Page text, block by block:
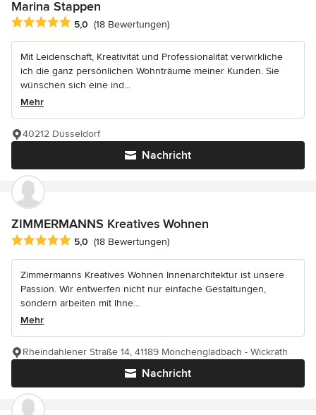
Marina Stappen
Durchschnittliche Bewertung: 5 von 5 Sternen
5,0 (18 Bewertungen)
Mit Leidenschaft, Kreativität und Professionalität verwirkliche
ich die ganz persönlichen Wohnträume meiner Kunden. Sie
wünschen sich eine ind...
Mehr
Nachricht
40212 Düsseldorf
ZIMMERMANNS Kreatives Wohnen
Durchschnittliche Bewertung: 5 von 5 Sternen
5,0 (18 Bewertungen)
Zimmermanns Kreatives Wohnen Innenarchitektur ist unsere
Passion. Wir entwerfen nicht nur einfache Gestaltungen,
sondern arbeiten mit Ihne...
Mehr
Nachricht
Rheindahlener Straße 14, 41189 Mönchengladbach - Wickrath